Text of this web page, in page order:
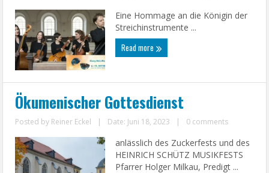
Eine Hommage an die Königin der
Streichinstrumente ...
Read more
Ökumenischer Gottesdienst
Posted by Reiner Eckel | Date: Juni 18, 2023 | 0 comments
anlässlich des Zuckerfests und des
HEINRICH SCHÜTZ MUSIKFESTS
Pfarrer Holger Milkau, Predigt ...